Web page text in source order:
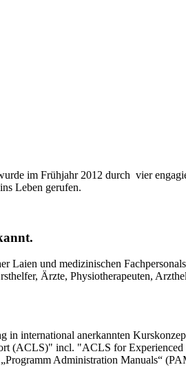
im Frühjahr 2012 durch vier
Leben gerufen.
Laien und medizinischen
Ärzte, Physiotherapeuten,
in international anerkannten
(ACLS)" incl. "ACLS for
Administration Manuals“